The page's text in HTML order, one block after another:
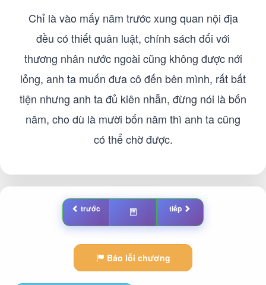
Chỉ là vào mấy năm trước xung quan nội địa
đều có thiết quân luật, chính sách đối với
thương nhân nước ngoài cũng không được nới
lỏng, anh ta muốn đưa cô đến bên mình, rất bất
tiện nhưng anh ta đủ kiên nhẫn, đừng nói là bốn
năm, cho dù là mười bốn năm thì anh ta cũng
có thể chờ được.
trước tiếp
Báo lỗi chương